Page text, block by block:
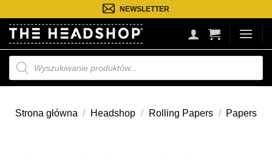
do
treści
NEWSLETTER
Wyszukiwarka
produktów
Strona główna / Headshop / Rolling Papers / Papers